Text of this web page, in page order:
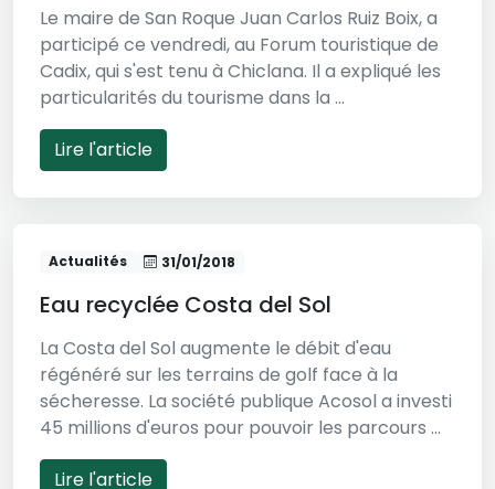
Le maire de San Roque Juan Carlos Ruiz Boix, a
participé ce vendredi, au Forum touristique de
Cadix, qui s'est tenu à Chiclana. Il a expliqué les
particularités du tourisme dans la ...
Lire l'article
Actualités 31/01/2018
Eau recyclée Costa del Sol
La Costa del Sol augmente le débit d'eau
régénéré sur les terrains de golf face à la
sécheresse. La société publique Acosol a investi
45 millions d'euros pour pouvoir les parcours ...
Lire l'article